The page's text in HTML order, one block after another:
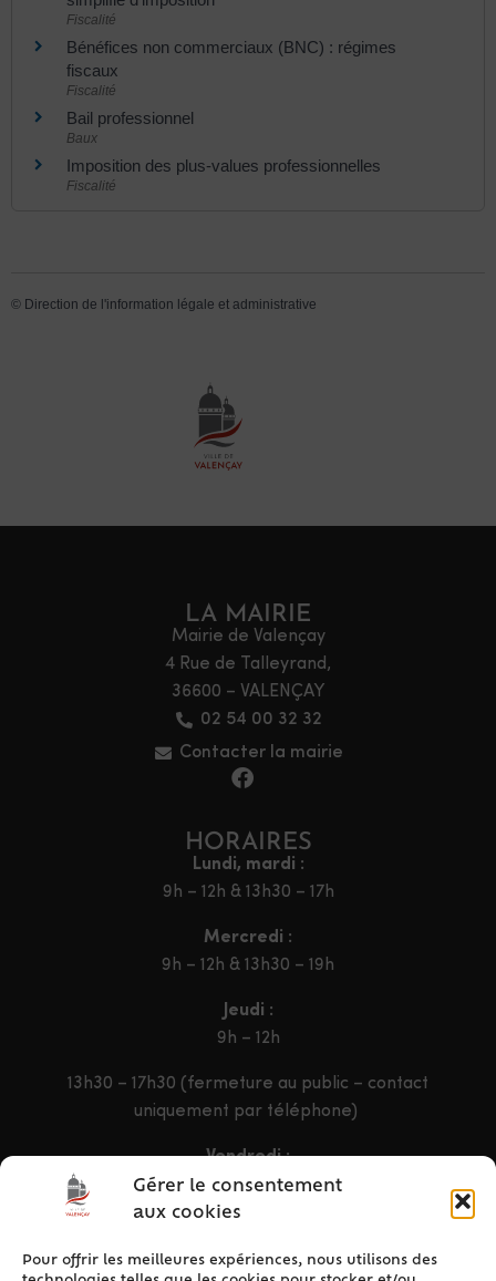
Gérer le consentement
aux cookies
Pour offrir les meilleures expériences, nous utilisons des
Fiscalité
Bénéfices non commerciaux (BNC) : régimes
fiscaux
Fiscalité
Bail professionnel
Baux
Imposition des plus-values professionnelles
Fiscalité
© Direction de l'information légale et administrative
LA MAIRIE
Mairie de Valençay
4 Rue de Talleyrand,
36600 – VALENÇAY
02 54 00 32 32
Contacter la mairie
HORAIRES
Lundi, mardi :
9h – 12h & 13h30 – 17h
Mercredi :
9h – 12h & 13h30 – 19h
Jeudi :
9h – 12h
13h30 – 17h30 (fermeture au public – contact
uniquement par téléphone)
Vendredi :
9h – 12h & 13h30 – 16h30
ACCÈS RAPIDE